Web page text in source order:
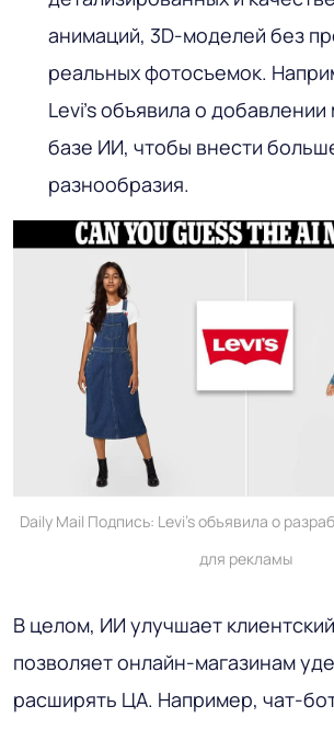
анимаций, 3D-моделей без
реальных фотосъемок.
Levi’s объявила о
базе ИИ, чтобы внести
разнообразия.
Daily Mail Подпись: Levi’s объявила о
для рекламы
В целом, ИИ улучшает
позволяет онлайн-магазинам
расширять ЦА. Например, чат-